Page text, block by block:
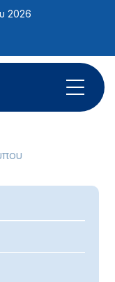
2026